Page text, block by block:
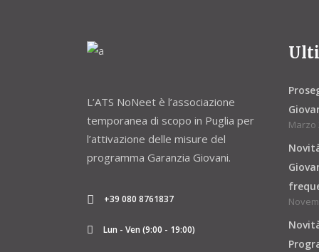
L’ATS NoNeet è l’associazione
temporanea di scopo in Puglia per
l’attivazione delle misure del
programma Garanzia Giovani.
+39 080 8761837
Lun - Ven (9:00 - 19:00)
Marzo